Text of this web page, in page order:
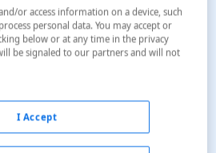
or access information on a device, such
personal data. You may accept or
below or at any time in the privacy
be signaled to our partners and will not
I Accept